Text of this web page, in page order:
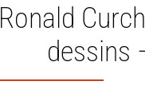
Ronald
dessins